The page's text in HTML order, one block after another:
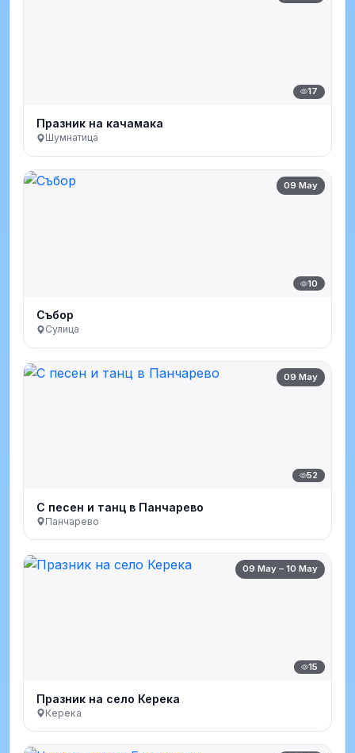
17
Празник на качамака
Шумнатица
09 May
10
Събор
Сулица
09 May
52
С песен и танц в Панчарево
Панчарево
09 May – 10 May
15
Празник на село Керека
Керека